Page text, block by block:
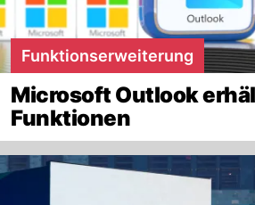
Funktionserweiterung
Microsoft Outlook
Funktionen